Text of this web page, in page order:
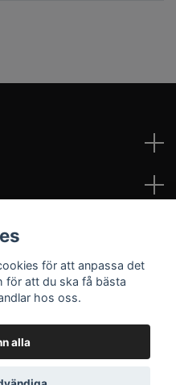
| Personliga dekaler |
för att anpassa det
för att du ska få bästa
hos oss.
alla